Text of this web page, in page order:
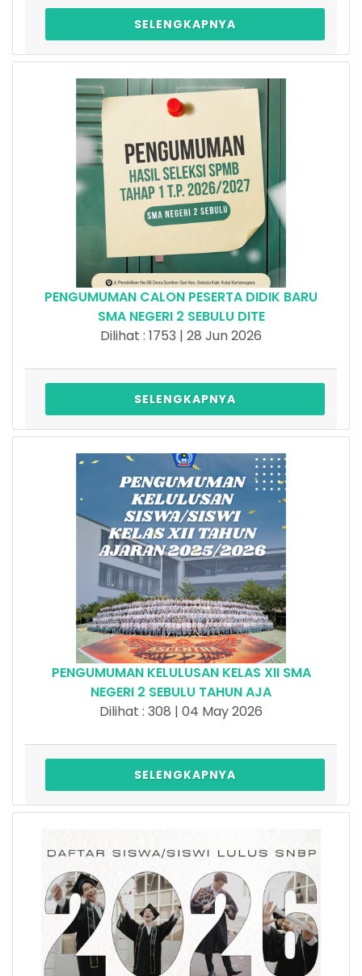
SELENGKAPNYA
PENGUMUMAN CALON PESERTA DIDIK BARU
SMA NEGERI 2 SEBULU DITE
Dilihat : 1753 | 28 Jun 2026
SELENGKAPNYA
PENGUMUMAN KELULUSAN KELAS XII SMA
NEGERI 2 SEBULU TAHUN AJA
Dilihat : 308 | 04 May 2026
SELENGKAPNYA